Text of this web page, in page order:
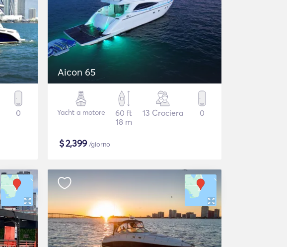
0
Aicon 65
Yacht a motore
60 ft
18 m
13 Crociera 0
$2,399/giorno